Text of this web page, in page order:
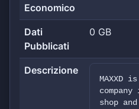
Economico
Dati
Pubblicati
0 GB
Descrizione
MAXXD
shop